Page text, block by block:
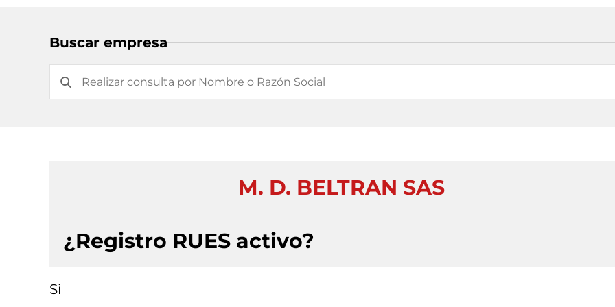
Buscar empresa
M. D. BELTRAN SAS
¿Registro RUES activo?
Si